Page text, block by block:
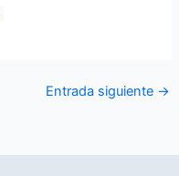
Entrada siguiente →